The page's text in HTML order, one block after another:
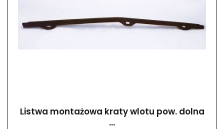
Listwa montażowa kraty wlotu pow. dolna
...